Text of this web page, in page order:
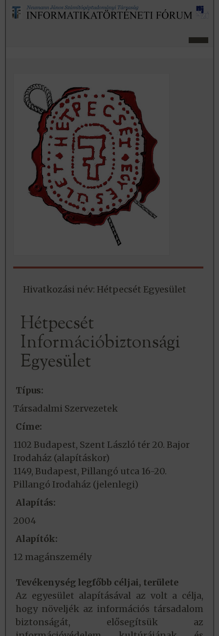
Hivatkozási név: Hétpecsét Egyesület
Hétpecsét
Információbiztonsági
Egyesület
Típus:
Társadalmi Szervezetek
Címe:
1102 Budapest, Szent László tér 20. Bajor
Irodaház (alapításkor)
1149, Budapest, Pillangó utca 16-20.
Pillangó Irodaház (jelenlegi)
Alapítás:
2004
Alapítók:
12 magánszemély
Tevékenység legfőbb céljai, területe
Az egyesület alapításával az volt a célja,
hogy növeljék az információs társadalom
biztonságát, elősegítsük az